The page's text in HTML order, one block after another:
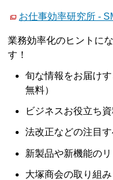
お仕事効率研究所 -
業務効率化のヒントに
す！
旬な情報をお届け
無料）
ビジネスお役立ち
法改正などの注目
新製品や新機能の
大塚商会の取り組